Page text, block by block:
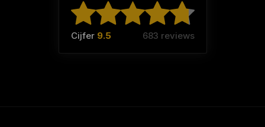
Cijfer 9.5 683 reviews